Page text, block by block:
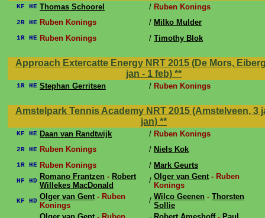
KF HE Thomas Schoorel / Ruben Konings
2R HE Ruben Konings / Milko Mulder
1R HE Ruben Konings / Timothy Blok
Approach Extercatte Energy NRT 2015 (De Mors,
jan - 1 feb) **
1R HE Stephan Gerritsen / Ruben Konings
Amstelpark Tennis Academy NRT 2015 (Amstelveen, 3
jan) **
KF HE Daan van Randtwijk / Ruben Konings
2R HE Ruben Konings / Niels Kok
1R HE Ruben Konings / Mark Geurts
HF HD Romano Frantzen - Robert
Willekes MacDonald
/ Olger van Gent- Ruben
Konings
KF HD Olger van Gent- Ruben
Konings
/ Wilco Geenen - Thorsten
Sollie